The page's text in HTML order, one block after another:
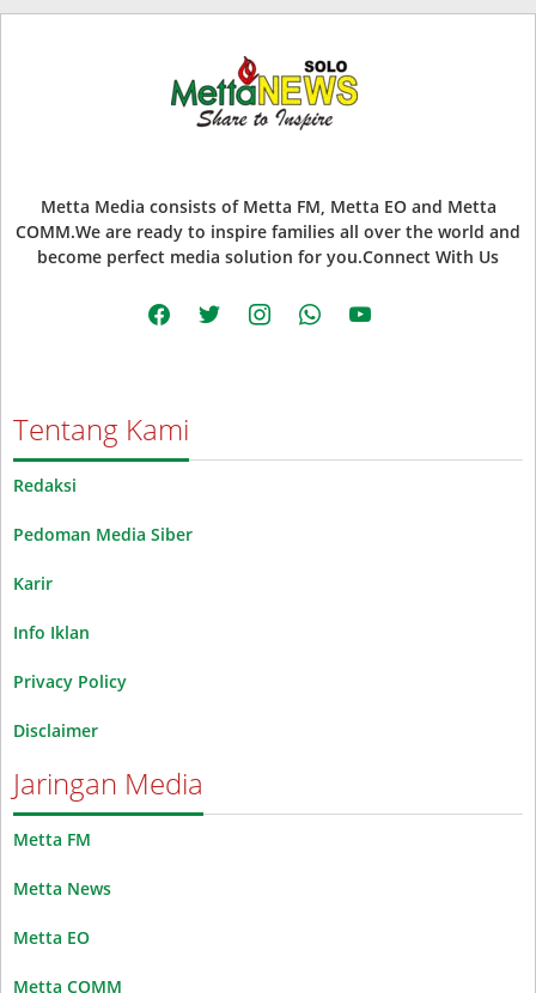
Metta Media consists of Metta FM, Metta EO and Metta
COMM.We are ready to inspire families all over the world and
become perfect media solution for you.Connect With Us
facebooktwitter instagramwhatsappyoutube
Tentang Kami
Redaksi
Pedoman Media Siber
Karir
Info Iklan
Privacy Policy
Disclaimer
Jaringan Media
Metta FM
Metta News
Metta EO
Metta COMM